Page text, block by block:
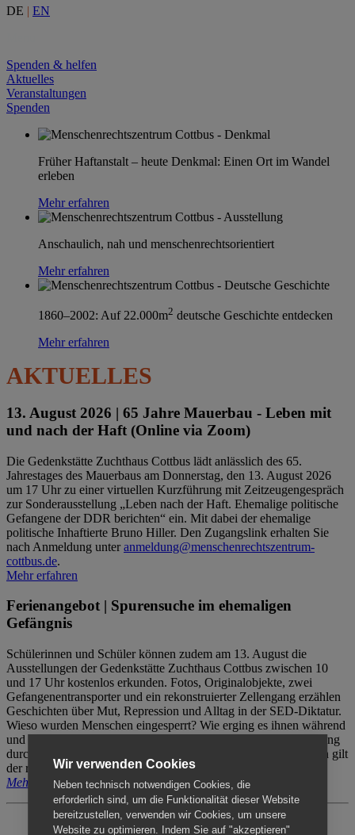
DE | EN
Spenden & helfen
Aktuelles
Veranstaltungen
Spenden
Früher Haftanstalt – heute Denkmal: Einen Ort im Wandel
erleben
Mehr erfahren
Anschaulich, nah und menschenrechtsorientiert
Mehr erfahren
1860–2002: Auf 22.000m2 deutsche Geschichte entdecken
Mehr erfahren
AKTUELLES
13. August 2026 | 65 Jahre Mauerbau - Leben mit
und nach der Haft (Online via Zoom)
Die Gedenkstätte Zuchthaus Cottbus lädt anlässlich des 65.
Jahrestages des Mauerbaus am Donnerstag, den 13. August 2026
um 17 Uhr zu einer virtuellen Kurzführung mit Zeitzeugengespräch
zur Sonderausstellung „Leben nach der Haft. Ehemalige politische
Gefangene der DDR berichten“ ein. Mit dabei der ehemalige
politische Inhaftierte Bruno Hiller. Den Zugangslink erhalten Sie
nach Anmeldung unteranmeldung@menschenrechtszentrum-
cottbus.de.
Mehr erfahren
Ferienangebot | Spurensuche im ehemaligen
Gefängnis
Schülerinnen und Schüler können zudem am 13. August die
Ausstellungen der Gedenkstätte Zuchthaus Cottbus zwischen 10
und 17 Uhr kostenlos erkunden. Fotos, Originalobjekte, zwei
Gefangenentransporter und ein rekonstruierter Zellengang erzählen
Geschichten über Mut, Repression und Alltag in der SED-Diktatur.
Wieso wurden Menschen eingesperrt? Wie erging es ihnen während
und nach der Haft? Der Besuch erfolgt individuell ohne Betreuung
durch das Menschenrechtszentrum Cottbus. Für Begleitpersonen gilt
der reguläre Eintritt (8€ / ermäßigt 5€).
Mehr erfahren
Wir verwenden Cookies
Neben technisch notwendigen Cookies, die
erforderlich sind, um die Funktionalität dieser Website
bereitzustellen, verwenden wir Cookies, um unsere
Website zu optimieren. Indem Sie auf "akzeptieren"